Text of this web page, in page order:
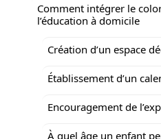
Comment intégrer le
l’éducation à domicile
Création d’un espace
Établissement d’un
Encouragement de
À quel âge un enfant